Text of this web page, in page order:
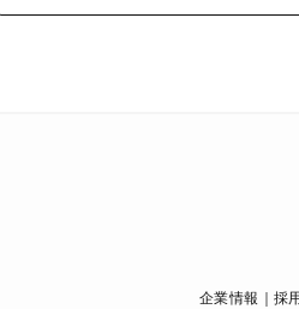
企業情報 採